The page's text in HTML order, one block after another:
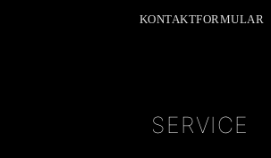
KONTAKTFORMULAR
SERVICE